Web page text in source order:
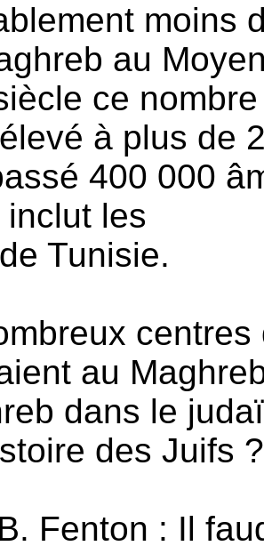
moins
au
ce nombre
élevé à plus de
400 000
inclut les
Tunisie.
centres
au
dans le
des Juifs ?
Fenton : Il